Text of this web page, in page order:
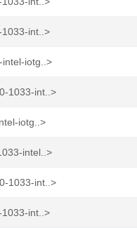
int..>
iotg..>
1033-int..>
iotg..>
intel..>
1033-int..>
int..>